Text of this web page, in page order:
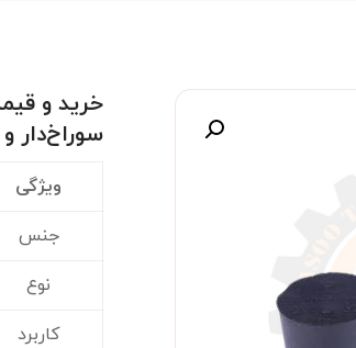
خرید و
سوراخ‌دار
ویژگی
جنس
نوع
کاربرد